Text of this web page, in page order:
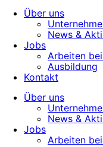
Über uns
News &
Jobs
Arbeiten
Ausbildung
Kontakt
Über uns
News &
Jobs
Arbeiten